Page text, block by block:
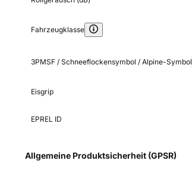
Fahrzeugklasse
3PMSF / Schneeflockensymbol / Alpine-Symbol
Eisgrip
EPREL ID
Allgemeine Produktsicherheit (GPSR)